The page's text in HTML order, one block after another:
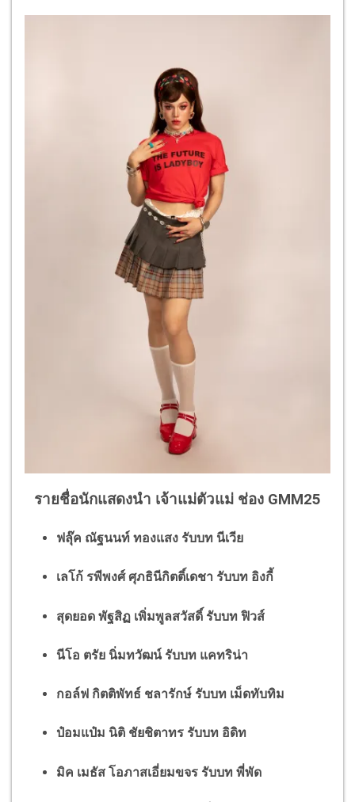
รายชื่อนักแสดงนำ เจ้าแม่ตัวแม่ ช่อง GMM25
ฟลุ๊ค ณัฐนนท์ ทองแสง รับบท นีเวีย
เลโก้ รพีพงศ์ ศุภธินีกิตติ์เดชา รับบท อิงกี้
สุดยอด พัฐสิฏ เพิ่มพูลสวัสดิ์ รับบท ฟิวส์
นีโอ ตรัย นิ่มทวัฒน์ รับบท แคทริน่า
กอล์ฟ กิตติพัทธ์ ชลารักษ์ รับบท เม็ดทับทิม
ป๋อมแป๋ม นิติ ชัยชิตาทร รับบท อิดิท
มิค เมธัส โอภาสเอี่ยมขจร รับบท พี่พัด